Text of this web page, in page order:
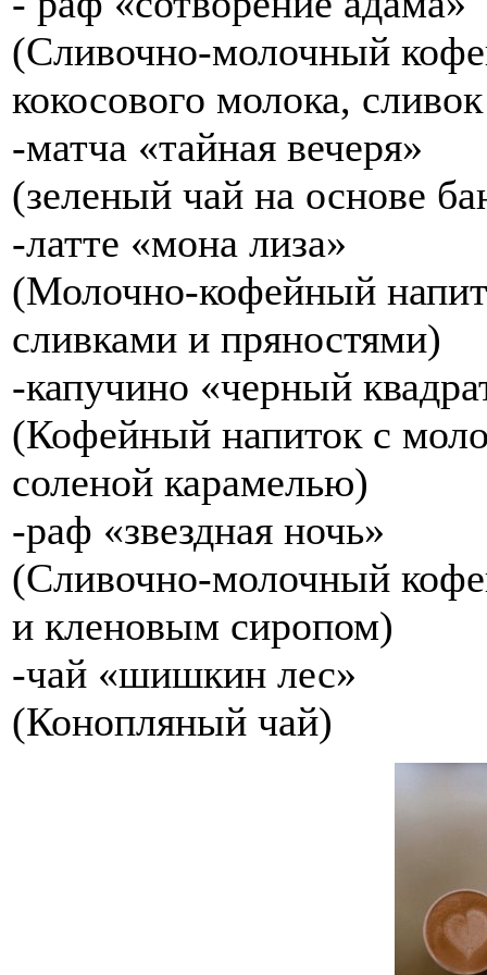
(Сливочно-молочный
кокосового молока,
-матча «тайная вечеря»
(зеленый чай на основе
-латте «мона лиза»
(Молочно-кофейный
сливками и пряностями)
-капучино «черный
(Кофейный напиток с
соленой карамелью)
-раф «звездная ночь»
(Сливочно-молочный
и кленовым сиропом)
-чай «шишкин лес»
(Конопляный чай)